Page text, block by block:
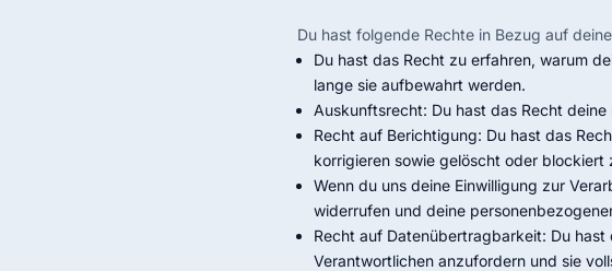
Du hast folgende Rechte in Bezug auf
Du hast das Recht zu erfahren, warum
lange sie aufbewahrt werden.
Auskunftsrecht: Du hast das Recht
Recht auf Berichtigung: Du hast das
korrigieren sowie gelöscht oder blockiert
Wenn du uns deine Einwilligung zur
widerrufen und deine
Recht auf Datenübertragbarkeit: Du
Verantwortlichen anzufordern und sie